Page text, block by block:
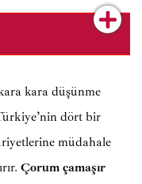
kara düşünme
dört bir
müdahale
Çorum çamaşır